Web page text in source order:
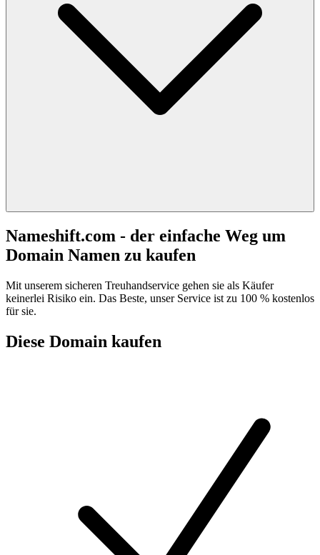
Nameshift.com - der einfache Weg um
Domain Namen zu kaufen
Mit unserem sicheren Treuhandservice gehen sie als Käufer
keinerlei Risiko ein. Das Beste, unser Service ist zu 100 % kostenlos
für sie.
Diese Domain kaufen